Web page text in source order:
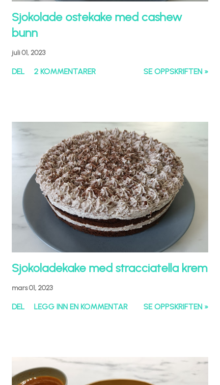
Sjokolade ostekake med cashew
bunn
juli 01, 2023
DEL 2 KOMMENTARER SE OPPSKRIFTEN »
Sjokoladekake med stracciatella krem
mars 01, 2023
DEL LEGG INN EN KOMMENTAR SE OPPSKRIFTEN »